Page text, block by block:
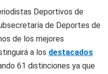
Deportivos de
de Deportes de
de los mejores
a los destacados
61 distinciones ya que